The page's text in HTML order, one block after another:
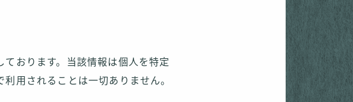
おります。当該情報は個人を特定
用されることは一切ありません。